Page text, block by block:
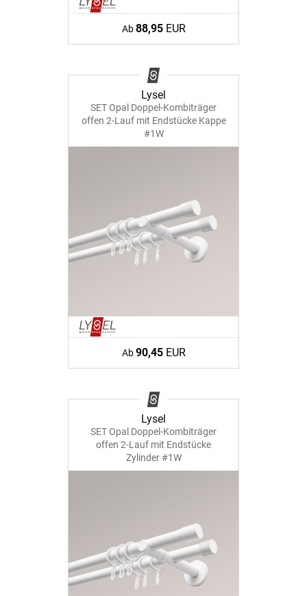
Ab88,95EUR
Lysel
SET Opal Doppel-Kombiträger
offen 2-Lauf mit Endstücke Kappe
#1W
Ab90,45EUR
Lysel
SET Opal Doppel-Kombiträger
offen 2-Lauf mit Endstücke
Zylinder #1W